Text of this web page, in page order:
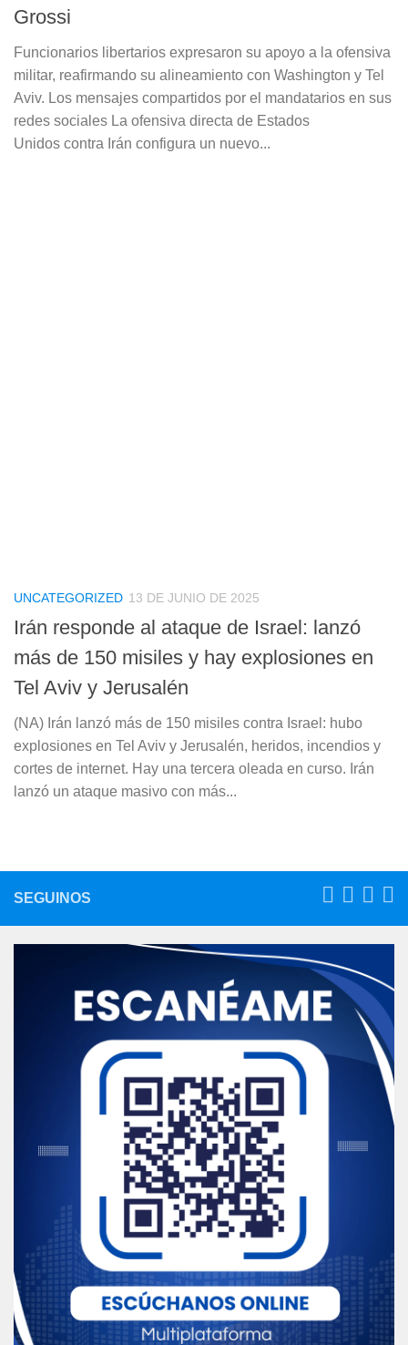
Grossi
Funcionarios libertarios expresaron su apoyo a la ofensiva
militar, reafirmando su alineamiento con Washington y Tel
Aviv. Los mensajes compartidos por el mandatarios en sus
redes sociales La ofensiva directa de Estados
Unidos contra Irán configura un nuevo...
UNCATEGORIZED 13 DE JUNIO DE 2025
Irán responde al ataque de Israel: lanzó
más de 150 misiles y hay explosiones en
Tel Aviv y Jerusalén
(NA) Irán lanzó más de 150 misiles contra Israel: hubo
explosiones en Tel Aviv y Jerusalén, heridos, incendios y
cortes de internet. Hay una tercera oleada en curso. Irán
lanzó un ataque masivo con más...
SEGUINOS